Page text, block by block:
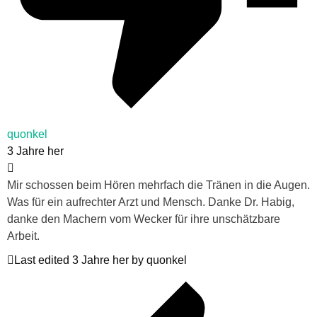
quonkel
3 Jahre her
Mir schossen beim Hören mehrfach die Tränen in die Augen.
Was für ein aufrechter Arzt und Mensch. Danke Dr. Habig,
danke den Machern vom Wecker für ihre unschätzbare
Arbeit.
Last edited 3 Jahre her by quonkel